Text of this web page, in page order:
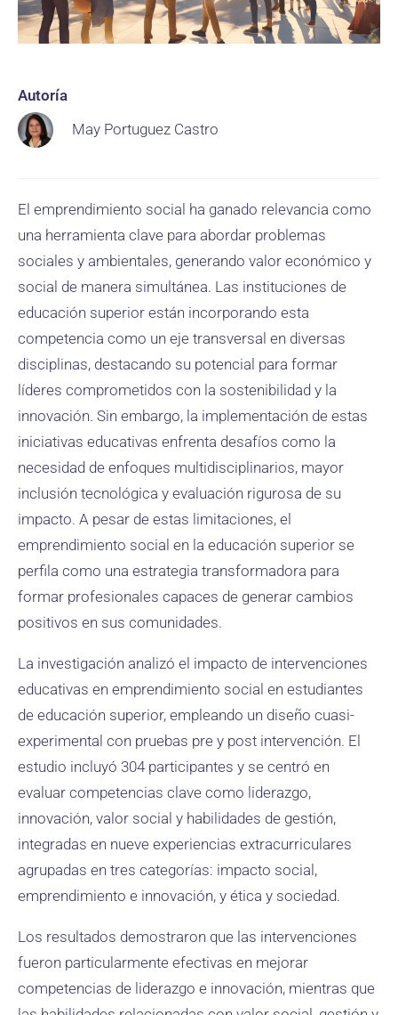
Autoría
May Portuguez Castro
El emprendimiento social ha ganado relevancia como
una herramienta clave para abordar problemas
sociales y ambientales, generando valor económico y
social de manera simultánea. Las instituciones de
educación superior están incorporando esta
competencia como un eje transversal en diversas
disciplinas, destacando su potencial para formar
líderes comprometidos con la sostenibilidad y la
innovación. Sin embargo, la implementación de estas
iniciativas educativas enfrenta desafíos como la
necesidad de enfoques multidisciplinarios, mayor
inclusión tecnológica y evaluación rigurosa de su
impacto. A pesar de estas limitaciones, el
emprendimiento social en la educación superior se
perfila como una estrategia transformadora para
formar profesionales capaces de generar cambios
positivos en sus comunidades.
La investigación analizó el impacto de intervenciones
educativas en emprendimiento social en estudiantes
de educación superior, empleando un diseño cuasi-
experimental con pruebas pre y post intervención. El
estudio incluyó 304 participantes y se centró en
evaluar competencias clave como liderazgo,
innovación, valor social y habilidades de gestión,
integradas en nueve experiencias extracurriculares
agrupadas en tres categorías: impacto social,
emprendimiento e innovación, y ética y sociedad.
Los resultados demostraron que las intervenciones
fueron particularmente efectivas en mejorar
competencias de liderazgo e innovación, mientras que